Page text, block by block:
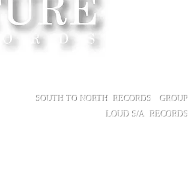
SOUTH TO NORTHRECORDS GROUP
LOUD S/ARECORDS